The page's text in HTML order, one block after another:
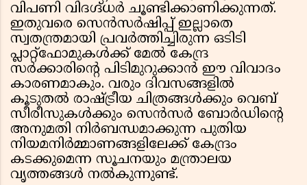
വിപണി വിദഗ്ദ്ധർ ചൂണ്ടിക്കാണിക്കുന്നത്.
ഇതുവരെ സെൻസർഷിപ്പ് ഇല്ലാതെ
സ്വതന്ത്രമായി പ്രവർത്തിച്ചിരുന്ന ഒടിടി
പ്ലാറ്റ്‌ഫോമുകൾക്ക് മേൽ കേന്ദ്ര
സർക്കാരിന്റെ പിടിമുറുക്കാൻ ഈ വിവാദം
കാരണമാകും. വരും ദിവസങ്ങളിൽ
കൂടുതൽ രാഷ്ട്രീയ ചിത്രങ്ങൾക്കും വെബ്
സീരീസുകൾക്കും സെൻസർ ബോർഡിന്റെ
അനുമതി നിർബന്ധമാക്കുന്ന പുതിയ
നിയമനിർമ്മാണങ്ങളിലേക്ക് കേന്ദ്രം
കടക്കുമെന്ന സൂചനയും മന്ത്രാലയ
വൃത്തങ്ങൾ നൽകുന്നുണ്ട്.